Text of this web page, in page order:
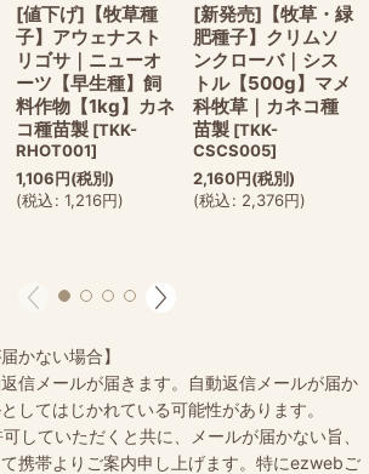
[値下げ]【牧草種
子】アウェナスト
リゴサ｜ニューオ
ーツ【早生種】飼
料作物【1kg】カネ
コ種苗製 [TKK-
RHOT001]
1,106円(税別)
(税込: 1,216円)
[新発売]【牧草・緑
肥種子】クリムソ
ンクローバ｜シス
トル【500g】マメ
科牧草｜カネコ種
苗製 [TKK-
CSCS005]
2,160円(税別)
(税込: 2,376円)
かない場合】
信メールが届きます。自動返信メールが届か
してはじかれている可能性があります。
していただくと共に、メールが届かない旨、
携帯よりご案内申し上げます。特にezwebご